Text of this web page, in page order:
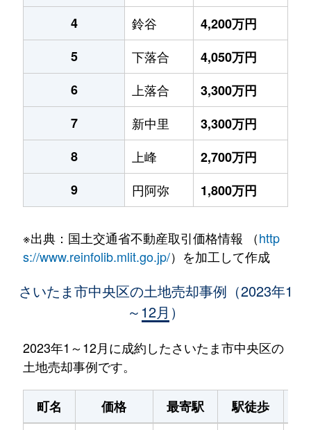
4
鈴谷
4,200万円
5
下落合
4,050万円
6
上落合
3,300万円
7
新中里
3,300万円
8
上峰
2,700万円
9
円阿弥 1,800万円
※出典：国土交通省不動産取引価格情報 （http
s://www.reinfolib.mlit.go.jp/）を加工して作成
さいたま市中央区の土地売却事例（2023年1
～12月）
2023年1～12月に成約したさいたま市中央区の
土地売却事例です。
町名 価格 最寄駅 駅徒歩